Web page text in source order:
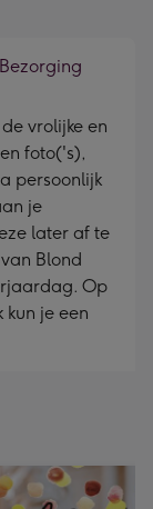
Bezorging
vrolijke en
foto('s),
persoonlijk
je
later af te
Blond
Op
je een